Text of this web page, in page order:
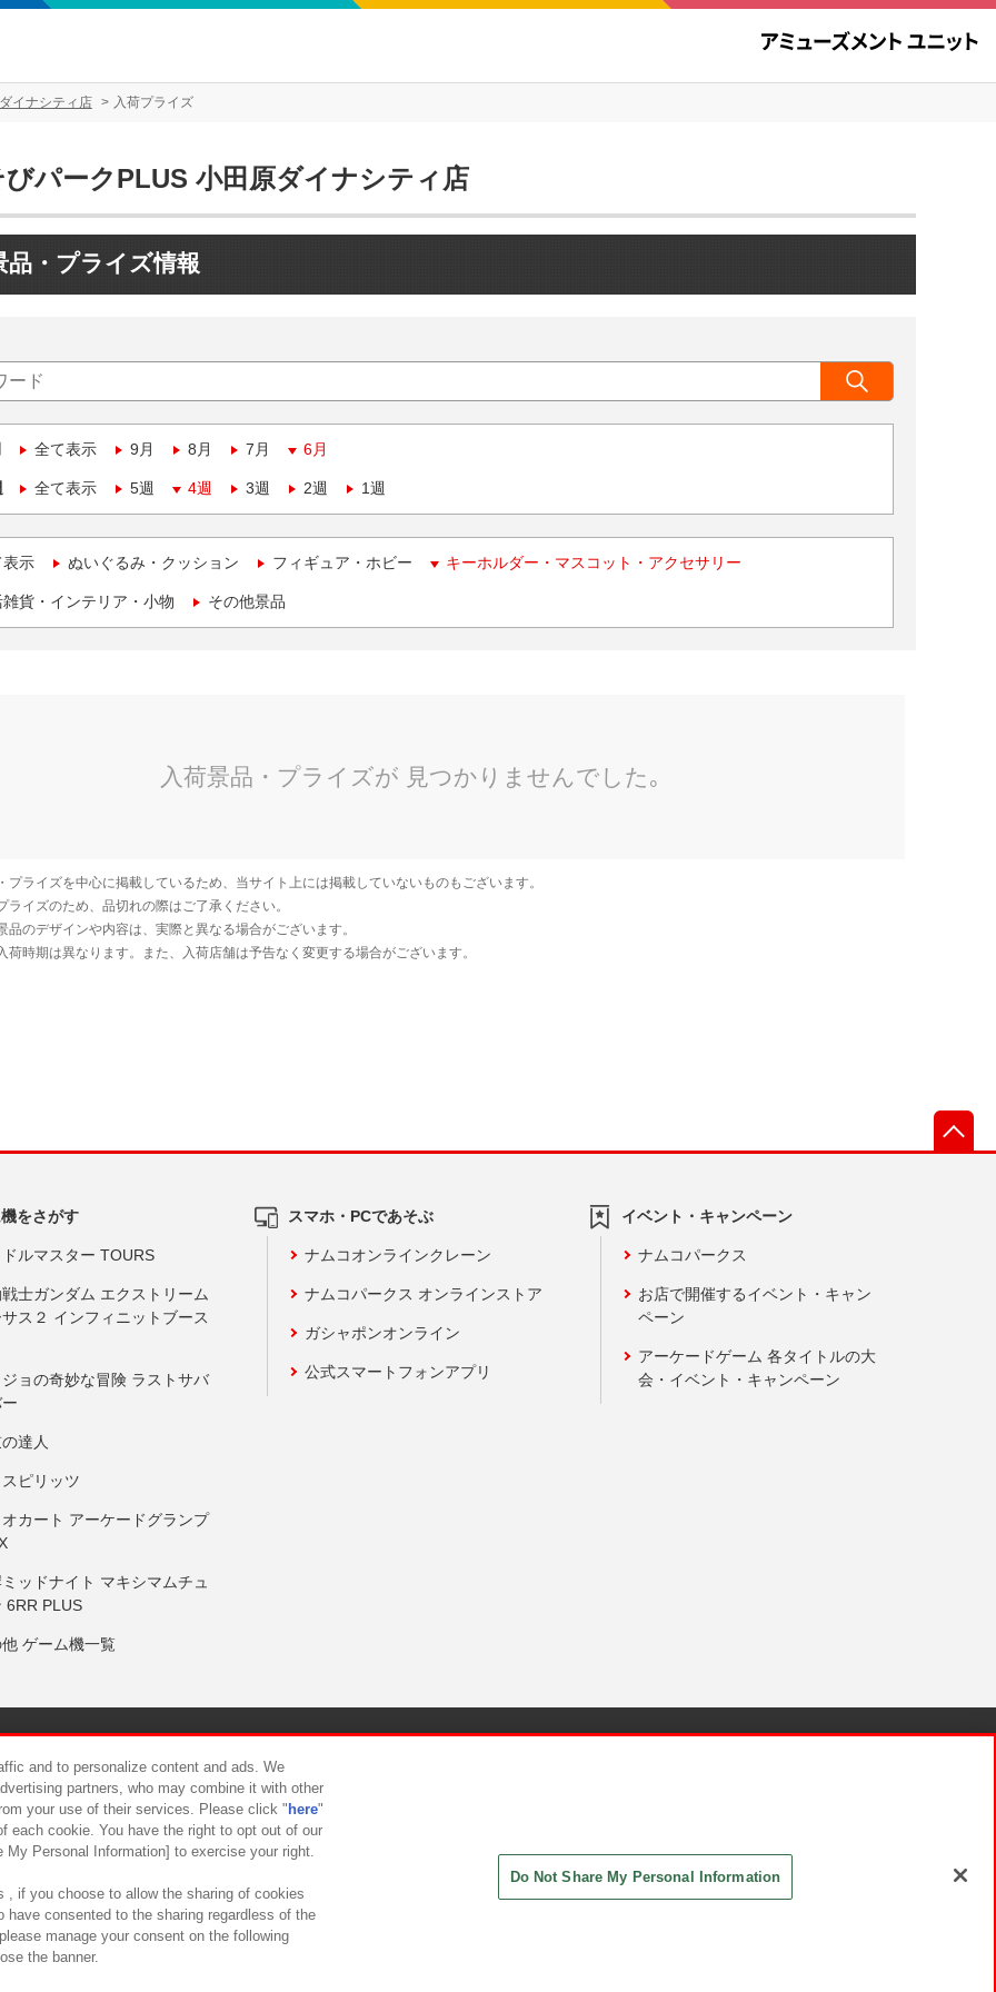
イナシティ店 入荷プライズ
パークPLUS 小田原ダイナシティ店
品・プライズ情報
全て表示 9月 8月 7月 6月
全て表示 5週 4週 3週 2週 1週
表示 ぬいぐるみ・クッション フィギュア・ホビー キーホルダー・マスコット・アクセサリー
貨・インテリア・小物 その他景品
をさがす
ルマスター TOURS
士ガンダム エクストリーム
ス２ インフィニットブース
ョの奇妙な冒険 ラストサバ
達人
ピリッツ
カート アーケードグランプ
ッドナイト マキシマムチュ
6RR PLUS
ゲーム機一覧
スマホ・PCであそぶ
ナムコオンラインクレーン
ナムコパークス オンラインストア
ガシャポンオンライン
公式スマートフォンアプリ
イベント・キャンペーン
ナムコパークス
お店で開催するイベント・キャン
ペーン
アーケードゲーム 各タイトルの大
会・イベント・キャンペーン
について カスタマーハラスメント対応方針
and to personalize content and ads. We
partners, who may combine it with other
your use of their services. Please click " here"
each cookie. You have the right to opt out of our
Personal Information] to exercise your right.
, if you choose to allow the sharing of cookies
have consented to the sharing regardless of the
manage your consent on the following
the banner.
Do Not Share My Personal Information